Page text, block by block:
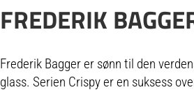
FREDERIK
Frederik Bagger er sønn til den
glass. Serien Crispy er en suksess